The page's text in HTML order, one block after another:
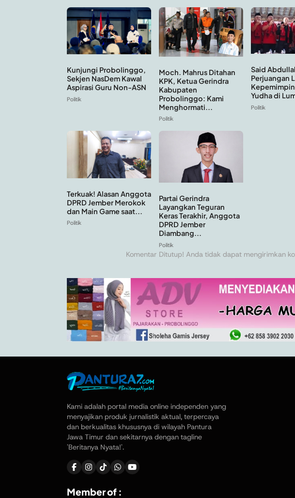
Kunjungi Probolinggo,
Sekjen NasDem Kawal
Aspirasi Guru Non-ASN
Politik
Moch. Mahrus Ditahan
KPK, Ketua Gerindra
Kabupaten
Probolinggo: Kami
Menghormati...
Politik
Said
Perjuangan
Yudha di
Politik
Terkuak! Alasan Anggota
DPRD Jember Merokok
dan Main Game saat...
Politik
Partai Gerindra
Layangkan Teguran
Keras Terakhir, Anggota
DPRD Jember
Diambang...
Politik
Komentar Ditutup! Anda tidak dapat mengirimkan
Kami adalah portal media online independen yang
menyajikan produk jurnalistik aktual, terpercaya
dan berkualitas khususnya di wilayah Pantura
Jawa Timur dan sekitarnya dengan tagline
'Beritanya Nyata!'.
Member of :